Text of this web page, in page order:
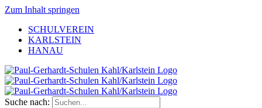
Zum Inhalt springen
SCHULVEREIN
KARLSTEIN
HANAU
Suche nach: